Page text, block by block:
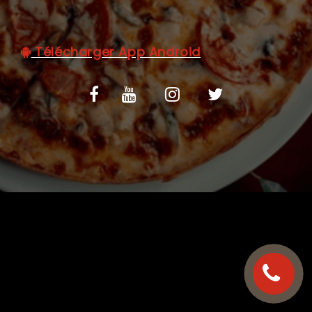
C.G.V
Télécharger App Android